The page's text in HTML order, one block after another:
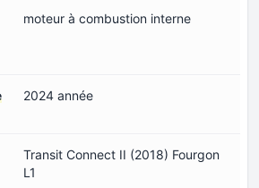
moteur à combustion interne
2024 année
Transit Connect II (2018) Fourgon
L1